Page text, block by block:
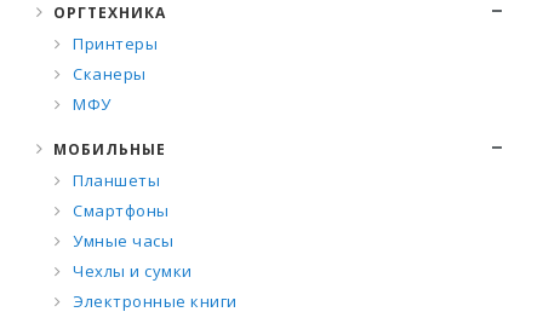
ОРГТЕХНИКА
Принтеры
Сканеры
МФУ
МОБИЛЬНЫЕ
Планшеты
Смартфоны
Умные часы
Чехлы и сумки
Электронные книги